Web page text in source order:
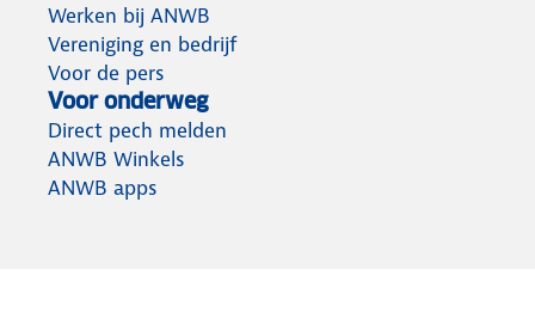
Werken bij ANWB
Vereniging en bedrijf
Voor de pers
Voor onderweg
Direct pech melden
ANWB Winkels
ANWB apps